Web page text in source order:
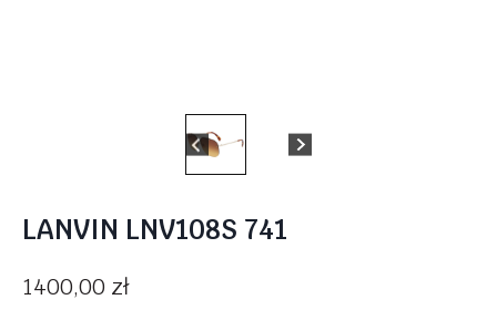
LANVIN LNV108S 741
1400,00 zł